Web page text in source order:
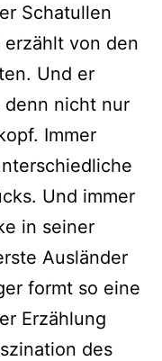
Schatullen
erzählt von den
Und er
denn nicht nur
Immer
Und immer
in seiner
Ausländer
formt so eine
Erzählung
des